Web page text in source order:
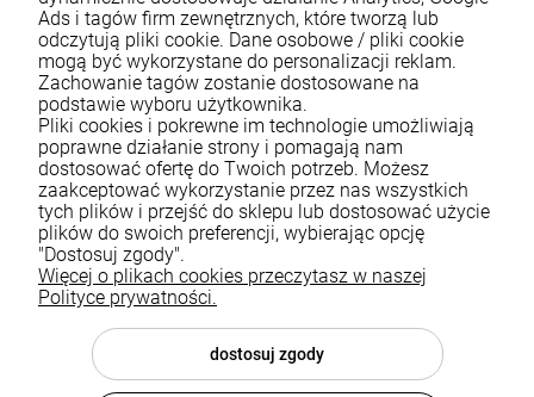
Pomoc
Moje konto
Płatności i dostawa
Informacje
Ads i tagów firm zewnętrznych, które tworzą lub
odczytują pliki cookie. Dane osobowe / pliki cookie
mogą być wykorzystane do personalizacji reklam.
Zachowanie tagów zostanie dostosowane na
podstawie wyboru użytkownika.
Pliki cookies i pokrewne im technologie umożliwiają
poprawne działanie strony i pomagają nam
dostosować ofertę do Twoich potrzeb. Możesz
zaakceptować wykorzystanie przez nas wszystkich
tych plików i przejść do sklepu lub dostosować użycie
plików do swoich preferencji, wybierając opcję
"Dostosuj zgody".
Więcej o plikach cookies przeczytasz w naszej
Polityce prywatności.
dostosuj zgody